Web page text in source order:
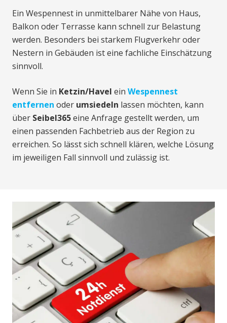
Ein Wespennest in unmittelbarer Nähe von Haus,
Balkon oder Terrasse kann schnell zur Belastung
werden. Besonders bei starkem Flugverkehr oder
Nestern in Gebäuden ist eine fachliche Einschätzung
sinnvoll.
Wenn Sie in Ketzin/Havel ein Wespennest
entfernen oder umsiedeln lassen möchten, kann
über Seibel365eine Anfrage gestellt werden, um
einen passenden Fachbetrieb aus der Region zu
erreichen. So lässt sich schnell klären, welche Lösung
im jeweiligen Fall sinnvoll und zulässig ist.